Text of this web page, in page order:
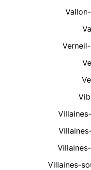
Villaines-